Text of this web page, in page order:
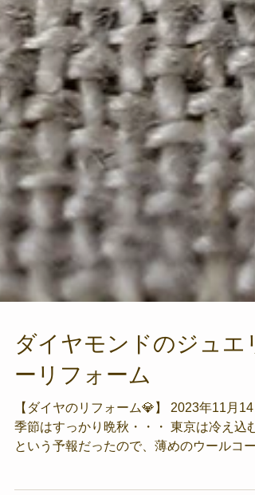
ダイヤモンドのジュエ
ーリフォーム
季節はすっかり晩秋・・・ 東京は冷え込む